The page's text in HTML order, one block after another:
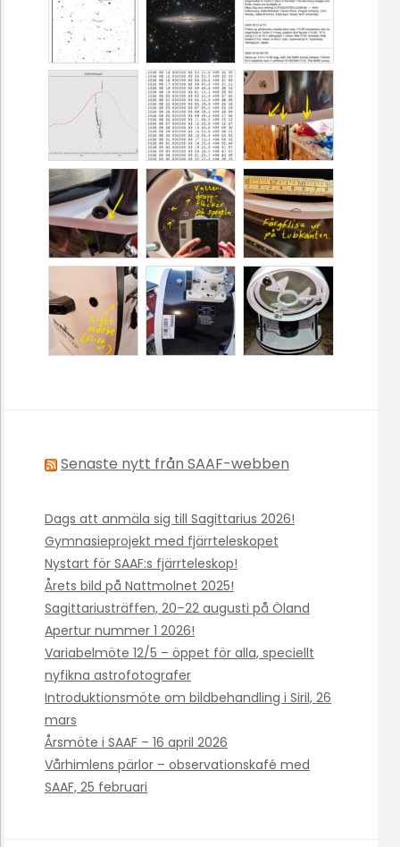
Senaste nytt från SAAF-webben
Dags att anmäla sig till Sagittarius 2026!
Gymnasieprojekt med fjärrteleskopet
Nystart för SAAF:s fjärrteleskop!
Årets bild på Nattmolnet 2025!
Sagittariusträffen, 20–22 augusti på Öland
Apertur nummer 1 2026!
Variabelmöte 12/5 – öppet för alla, speciellt
nyfikna astrofotografer
Introduktionsmöte om bildbehandling i Siril, 26
mars
Årsmöte i SAAF – 16 april 2026
Vårhimlens pärlor – observationskafé med
SAAF, 25 februari